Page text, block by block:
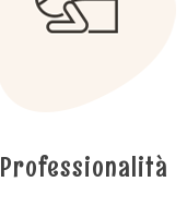
Professionalità